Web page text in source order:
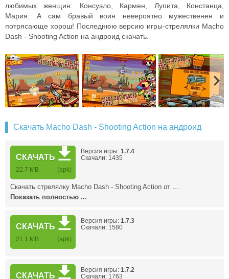
любимых женщин: Консуэло, Кармен, Лупита, Констанца,
Мария. А сам бравый воин невероятно мужественен и
потрясающе хорош! Последнюю версию игры-стрелялки Macho
Dash - Shooting Action на андроид скачать.
Скачать Macho Dash - Shooting Action на андроид
СКАЧАТЬ
22.7 MB (apk)
Версия игры: 1.7.4
Скачали: 1435
Скачать стрелялку Macho Dash - Shooting Action от …
Показать полностью ...
СКАЧАТЬ
21.1 MB (apk)
Версия игры: 1.7.3
Скачали: 1580
СКАЧАТЬ
Версия игры: 1.7.2
Скачали: 1763